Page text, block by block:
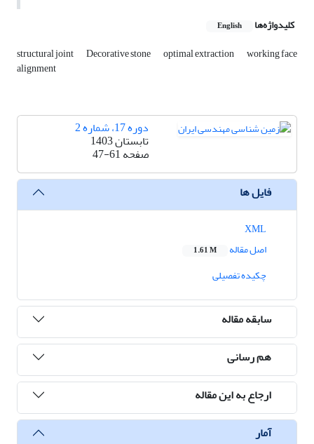
کلیدواژه‌ها English
structural joint Decorative stone optimal extraction working face
alignment
دوره 17، شماره 2
تابستان 1403
صفحه47-61
فایل ها
اصل مقاله
1.61 M
چکیده تفصیلی
سابقه مقاله
هم رسانی
ارجاع به این مقاله
آمار